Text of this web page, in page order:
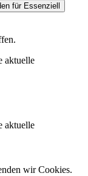
für Essenziell
aktuelle
aktuelle
wir Cookies.